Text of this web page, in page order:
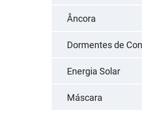
Âncora
Dormentes de
Energia Solar
Máscara